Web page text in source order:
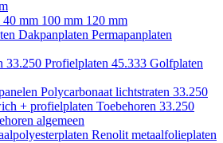
40 mm 100 mm 120 mm
Dakpanplaten Permapanplaten
33.250 Profielplaten 45.333 Golfplaten
Polycarbonaat lichtstraten 33.250
+ profielplaten Toebehoren 33.250
algemeen
Renolit metaalfolieplaten